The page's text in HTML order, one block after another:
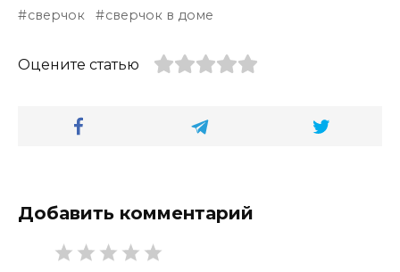
сверчок сверчок в доме
Оцените статью
Добавить комментарий